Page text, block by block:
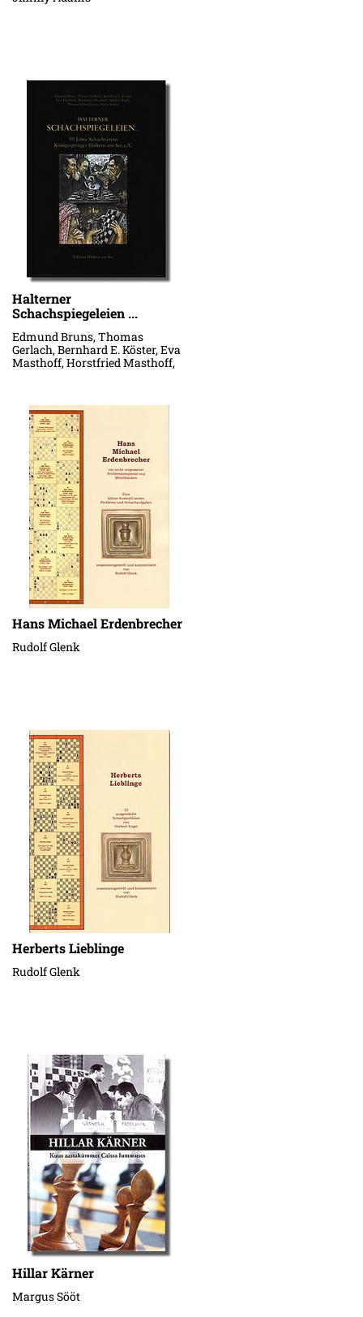
Halterner
Schachspiegeleien ...
Edmund Bruns, Thomas
Gerlach, Bernhard E. Köster, Eva
Masthoff, Horstfried Masthoff,
Hans Michael Erdenbrecher
Rudolf Glenk
Herberts Lieblinge
Rudolf Glenk
Hillar Kärner
Margus Sööt